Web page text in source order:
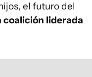
el futuro del
coalición liderada